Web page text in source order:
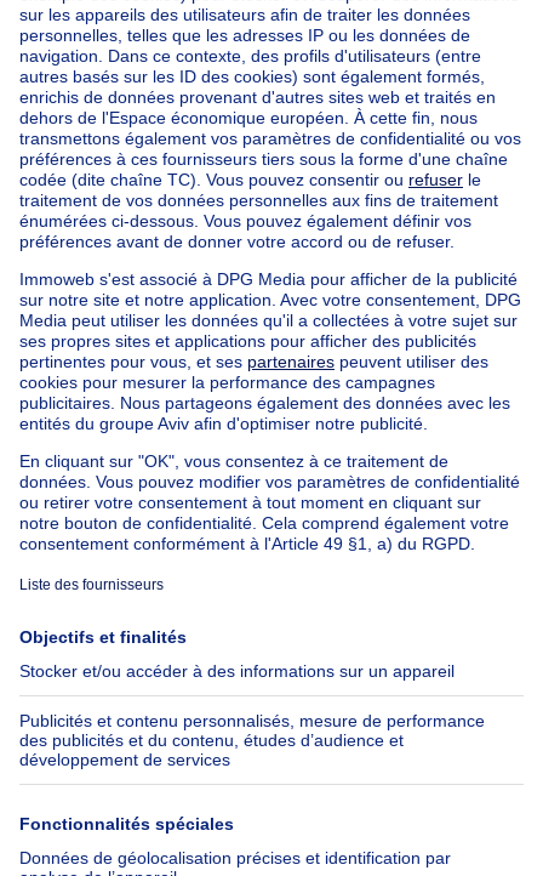
Accueil Belgique
Bruxelles (province)
Bruxelles (arrondissement)
Acheter votre immeuble à appartements à Jette
Nos maisons hors de la Belgique
Maison à vendre France
Maison à vendre Espagne
Maison à vendre Italie
Maison à vendre Luxembourg
Maison à vendre Pays-bas
Nos biens pas chèrsMaison à vendre pas cher
Appartements à louer pas cher
Nos biens à louer avec chambres
Appartement à vendre avec 3 chambres
Maison à vendre avec 3 chambres
Appartement à louer avec 3 chambres
Maison à louer avec 3 chambres
Appartement à louer avec 3 chambres Bruxelles-ville
Immoweb
Presse
Emplois
Groupe Axel Springer
SeLoger.com
Immowelt.de
Belfius
Assurances
Check-list déménagement
Aide Suivez-nous